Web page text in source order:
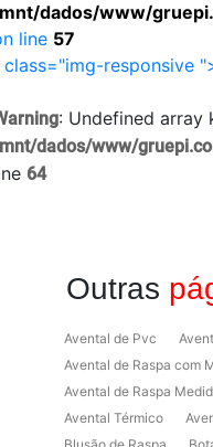
dados/www/
line 57
class="img-responsive
: Undefined array
dados/www/
64
Outras
Avental de Pvc
Avental de Raspa com
Avental de Raspa
Avental Térmico